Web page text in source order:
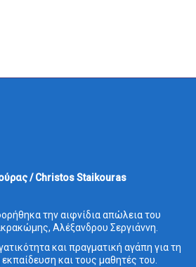
/ Christos Staikouras
την αιφνίδια απώλεια του
Αλέξανδρου Σεργιάννη.
και πραγματική αγάπη για τη
και τους μαθητές του.